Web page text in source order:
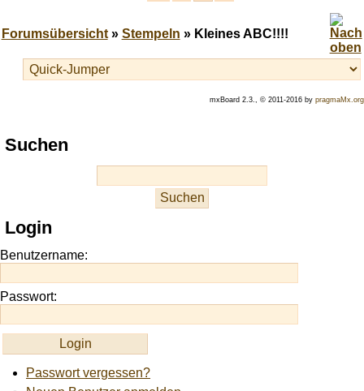
Forumsübersicht» Stempeln » Kleines ABC!!!!
mxBoard 2.3., © 2011-2016 by pragmaMx.org
Play
best
site
https://onlineslots.money/
Suchen
Login
Benutzername:
Passwort:
Passwort vergessen?